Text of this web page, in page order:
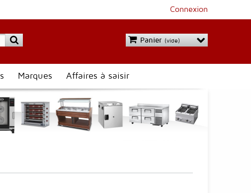
Connexion
Panier (vide)
Marques Affaires à saisir